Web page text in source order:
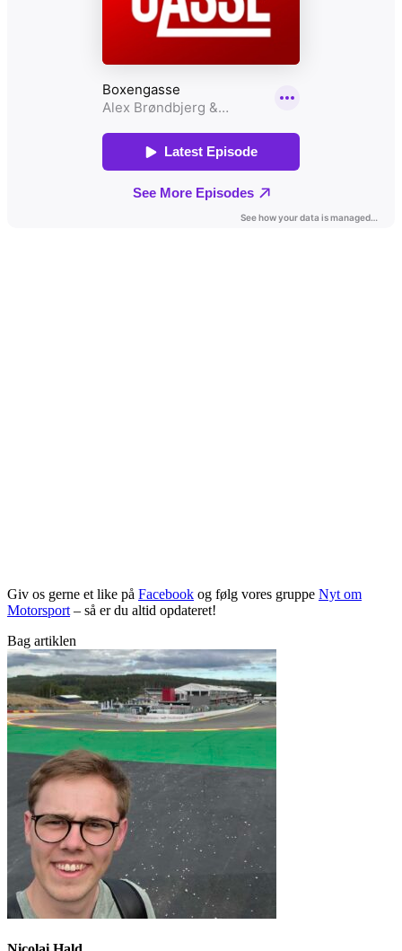
Giv os gerne et like på Facebook og følg vores gruppe Nyt om
Motorsport – så er du altid opdateret!
Bag artiklen